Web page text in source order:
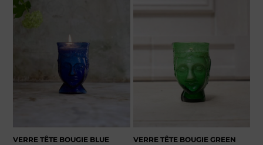
VERRE TÊTE BOUGIE BLUE VERRE TÊTE BOUGIE GREEN